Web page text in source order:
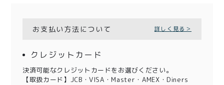
お支払い方法について 詳しく見る＞
クレジットカード
決済可能なクレジットカードをお選びください。
【取扱カード】JCB・VISA・Master・AMEX・Diners